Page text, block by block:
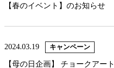
【春のイベント】のお知らせ
2024.03.19 キャンペーン
【母の日企画】 チョークアー